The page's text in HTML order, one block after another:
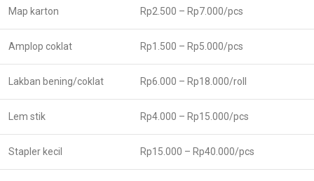
Map karton Rp2.500 – Rp7.000/pcs
Amplop coklat Rp1.500 – Rp5.000/pcs
Lakban bening/coklat Rp6.000 – Rp18.000/roll
Lem stik Rp4.000 – Rp15.000/pcs
Stapler kecil Rp15.000 – Rp40.000/pcs